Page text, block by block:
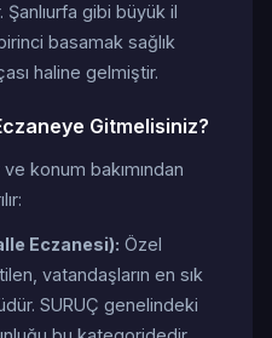
gibi büyük il
basamak sağlık
haline gelmiştir.
Gitmelisiniz?
konum bakımından
Eczanesi): Özel
vatandaşların en sık
SURUÇ genelindeki